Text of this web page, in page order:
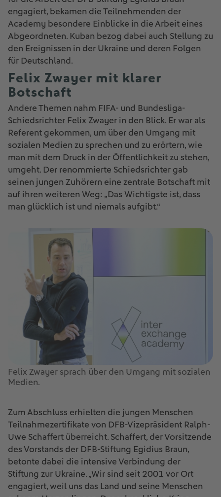
engagiert, bekamen die Teilnehmenden der
Academy besondere Einblicke in die Arbeit eines
Abgeordneten. Kuban bezog dabei auch Stellung zu
den Ereignissen in der Ukraine und deren Folgen
für Deutschland.
Felix Zwayer mit klarer
Botschaft
Andere Themen nahm FIFA- und Bundesliga-
Schiedsrichter Felix Zwayer in den Blick. Er war als
Referent gekommen, um über den Umgang mit
sozialen Medien zu sprechen und zu erörtern, wie
man mit dem Druck in der Öffentlichkeit zu stehen,
umgeht. Der renommierte Schiedsrichter gab
seinen jungen Zuhörern eine zentrale Botschaft mit
auf ihren weiteren Weg: „Das Wichtigste ist, dass
man glücklich ist und niemals aufgibt.“
Felix Zwayer sprach über den Umgang mit sozialen
Medien.
Zum Abschluss erhielten die jungen Menschen
Teilnahmezertifikate von DFB-Vizepräsident Ralph-
Uwe Schaffert überreicht. Schaffert, der Vorsitzende
des Vorstands der DFB-Stiftung Egidius Braun,
betonte dabei die intensive Verbindung der
Stiftung zur Ukraine. „Wir sind seit 2001 vor Ort
engagiert, weil uns das Land und seine Menschen